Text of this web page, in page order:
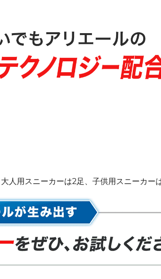
用スニーカーは2足、子供用スニーカー